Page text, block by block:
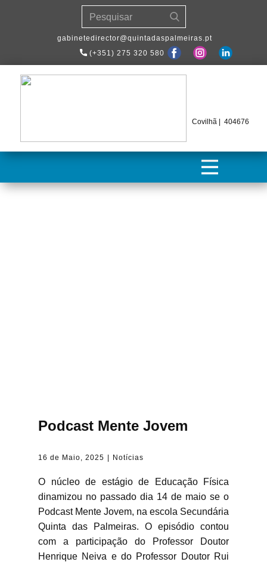
​gabinetedirector@quintadaspalmeiras.pt
(+351) 275 320 580
Covilhã | 404676
Podcast Mente Jovem
16 de Maio, 2025 Notícias
O núcleo de estágio de Educação Física
dinamizou no passado dia 14 de maio se o
Podcast Mente Jovem, na escola Secundária
Quinta das Palmeiras. O episódio contou
com a participação do Professor Doutor
Henrique Neiva e do Professor Doutor Rui